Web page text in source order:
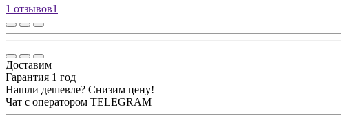
1 отзывов1
Доставим
Гарантия 1 год
Нашли дешевле? Снизим цену!
Чат с оператором TELEGRAM